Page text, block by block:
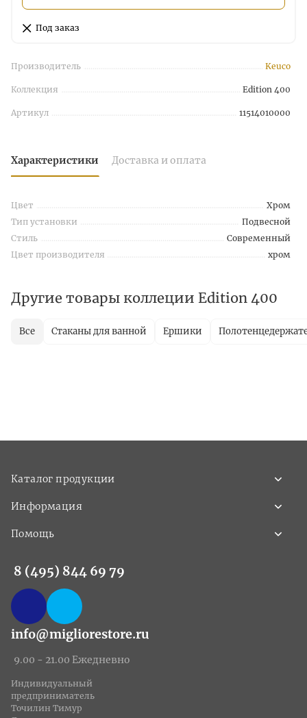
Под заказ
Производитель Keuco
Коллекция Edition 400
Артикул 11514010000
Характеристики Доставка и оплата
Цвет
Хром
Тип установки
Подвесной
Стиль
Современный
Цвет производителя
хром
Другие товары коллеции Edition 400
Все Стаканы для ванной Ершики
Каталог продукции
Информация
Помощь
8 (495) 844 69 79
info@migliorestore.ru
9.00 - 21.00 Ежедневно
Индивидуальный
предприниматель
Точилин Тимур